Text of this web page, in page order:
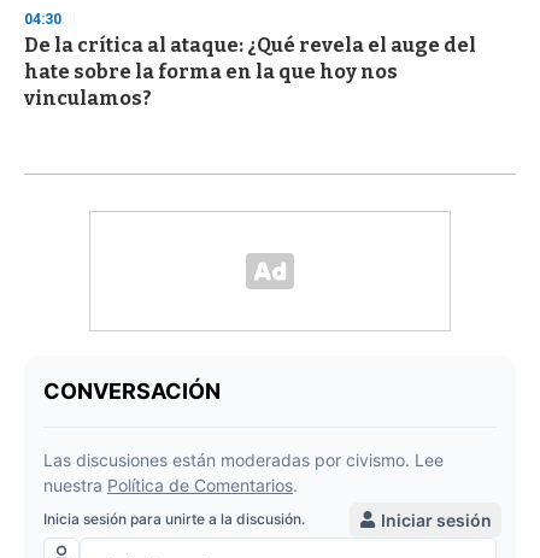
04:30
De la crítica al ataque: ¿Qué revela el auge del
hate sobre la forma en la que hoy nos
vinculamos?